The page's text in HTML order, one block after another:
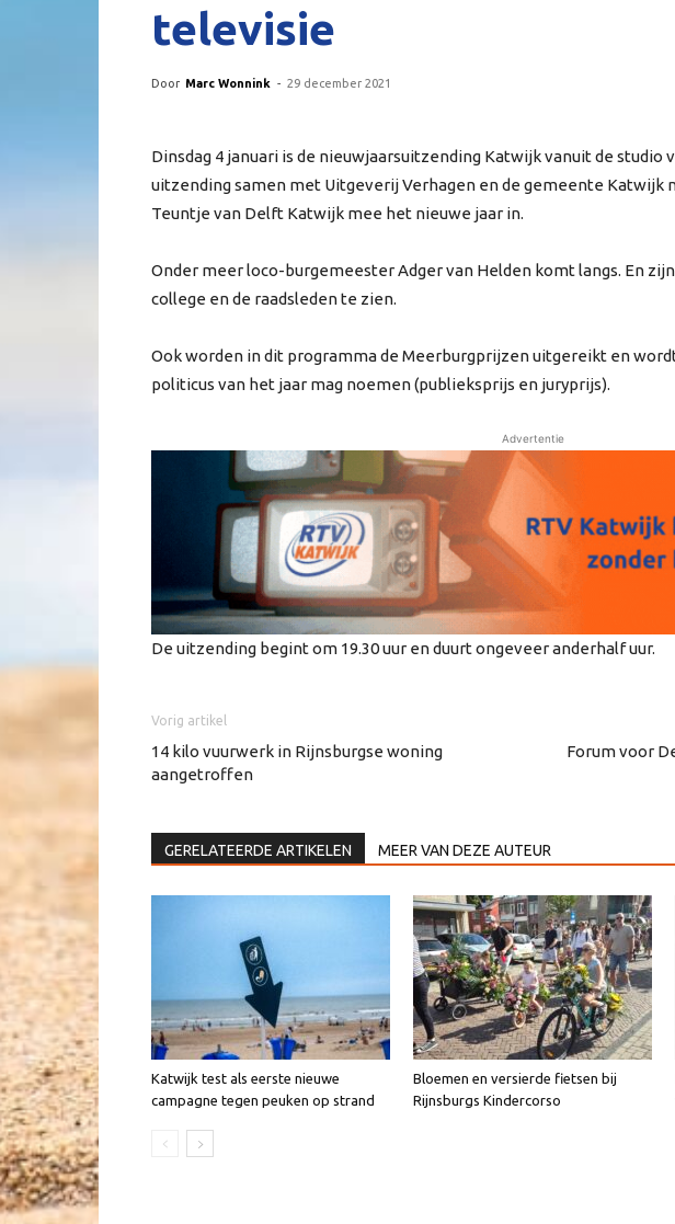
televisie
Door Marc Wonnink - 29 december 2021
Dinsdag 4 januari is de nieuwjaarsuitzending Katwijk vanuit de studio
uitzending samen met Uitgeverij Verhagen en de gemeente Katwijk
Teuntje van Delft Katwijk mee het nieuwe jaar in.
Onder meer loco-burgemeester Adger van Helden komt langs. En
college en de raadsleden te zien.
Ook worden in dit programma de Meerburgprijzen uitgereikt en
politicus van het jaar mag noemen (publieksprijs en juryprijs).
Advertentie
De uitzending begint om 19.30 uur en duurt ongeveer anderhalf uur.
Vorig artikel
14 kilo vuurwerk in Rijnsburgse woning
aangetroffen
Forum voor
GERELATEERDE ARTIKELEN MEER VAN DEZE AUTEUR
Katwijk test als eerste nieuwe
campagne tegen peuken op strand
Bloemen en versierde fietsen bij
Rijnsburgs Kindercorso